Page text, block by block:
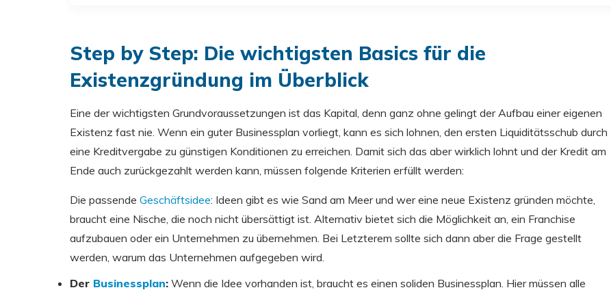
Step by Step: Die wichtigsten Basics für die
Existenzgründung im Überblick
Eine der wichtigsten Grundvoraussetzungen ist das Kapital, denn ganz ohne gelingt der Aufbau einer eigenen
Existenz fast nie. Wenn ein guter Businessplan vorliegt, kann es sich lohnen, den ersten Liquiditätsschub durch
eine Kreditvergabe zu günstigen Konditionen zu erreichen. Damit sich das aber wirklich lohnt und der Kredit am
Ende auch zurückgezahlt werden kann, müssen folgende Kriterien erfüllt werden:
Die passende Geschäftsidee: Ideen gibt es wie Sand am Meer und wer eine neue Existenz gründen möchte,
braucht eine Nische, die noch nicht übersättigt ist. Alternativ bietet sich die Möglichkeit an, ein Franchise
aufzubauen oder ein Unternehmen zu übernehmen. Bei Letzterem sollte sich dann aber die Frage gestellt
werden, warum das Unternehmen aufgegeben wird.
Der Businessplan: Wenn die Idee vorhanden ist, braucht es einen soliden Businessplan. Hier müssen alle